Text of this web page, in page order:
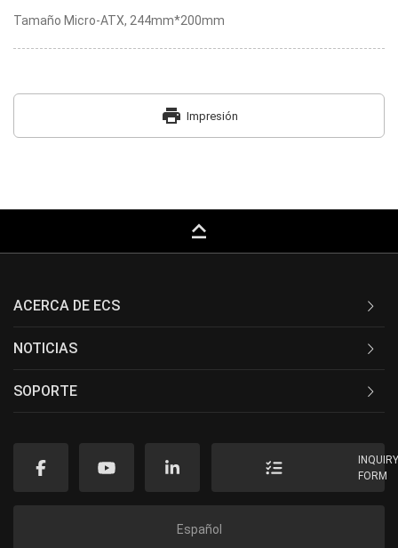
Tamaño Micro-ATX, 244mm*200mm
print Impresión
keyboard_capslock
ACERCA DE ECS
NOTICIAS
SOPORTE
FORM
Español